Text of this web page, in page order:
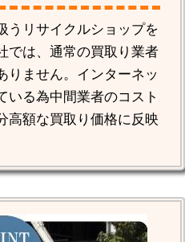
うリサイクルショップを
では、通常の買取り業者
りません。インターネッ
いる為中間業者のコスト
高額な買取り価格に反映